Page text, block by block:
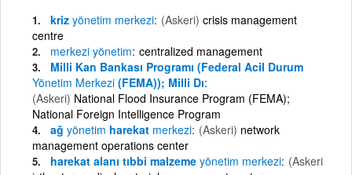
kriz yönetim merkezi (Askeri) crisis management
centre
merkezi yönetim centralized management
Milli Kan Bankası Programı (Federal Acil Durum
Yönetim Merkezi (FEMA)); Milli Dı
(Askeri) National Flood Insurance Program (FEMA);
National Foreign Intelligence Program
ağ yönetim harekat merkezi (Askeri) network
management operations center
harekat alanı tıbbi malzeme yönetim merkezi (Askeri